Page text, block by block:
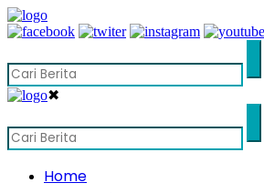
✖
Home